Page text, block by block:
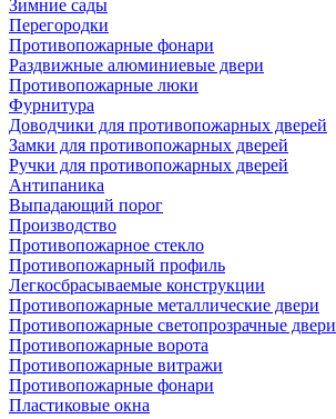
Зимние сады
Перегородки
Противопожарные фонари
Раздвижные алюминиевые двери
Противопожарные люки
Фурнитура
Доводчики для противопожарных дверей
Замки для противопожарных дверей
Ручки для противопожарных дверей
Антипаника
Выпадающий порог
Производство
Противопожарное стекло
Противопожарный профиль
Легкосбрасываемые конструкции
Противопожарные металлические двери
Противопожарные светопрозрачные двери
Противопожарные ворота
Противопожарные витражи
Противопожарные фонари
Пластиковые окна